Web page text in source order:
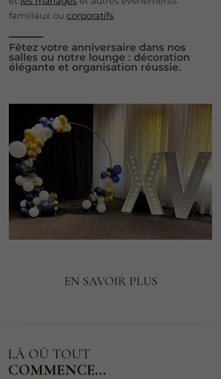
familiaux ou corporatifs.
Fêtez votre anniversaire dans nos
salles ou notre lounge : décoration
élégante et organisation réussie.
EN SAVOIR PLUS
LÀ OÙ TOUT
COMMENCE...